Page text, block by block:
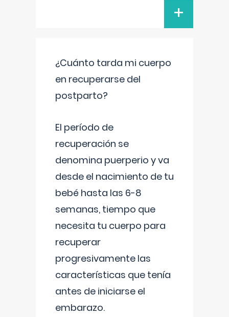
+
¿Cuánto tarda mi cuerpo
en recuperarse del
postparto?
El período de
recuperación se
denomina puerperio y va
desde el nacimiento de tu
bebé hasta las 6-8
semanas, tiempo que
necesita tu cuerpo para
recuperar
progresivamente las
características que tenía
antes de iniciarse el
embarazo.